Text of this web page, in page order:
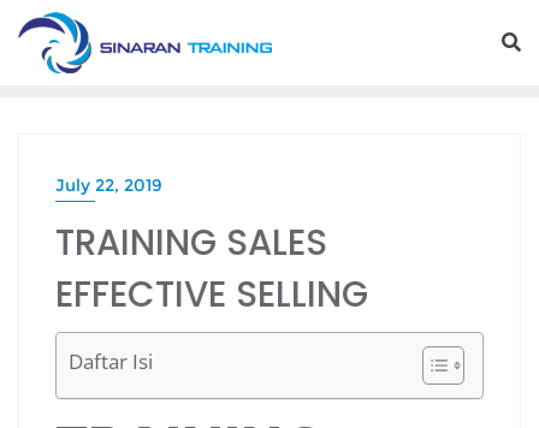
Skip
content
July 22, 2019
TRAINING SALES
EFFECTIVE SELLING
Daftar Isi